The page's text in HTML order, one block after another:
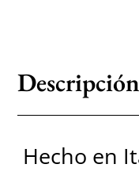
Descripción
Hecho en